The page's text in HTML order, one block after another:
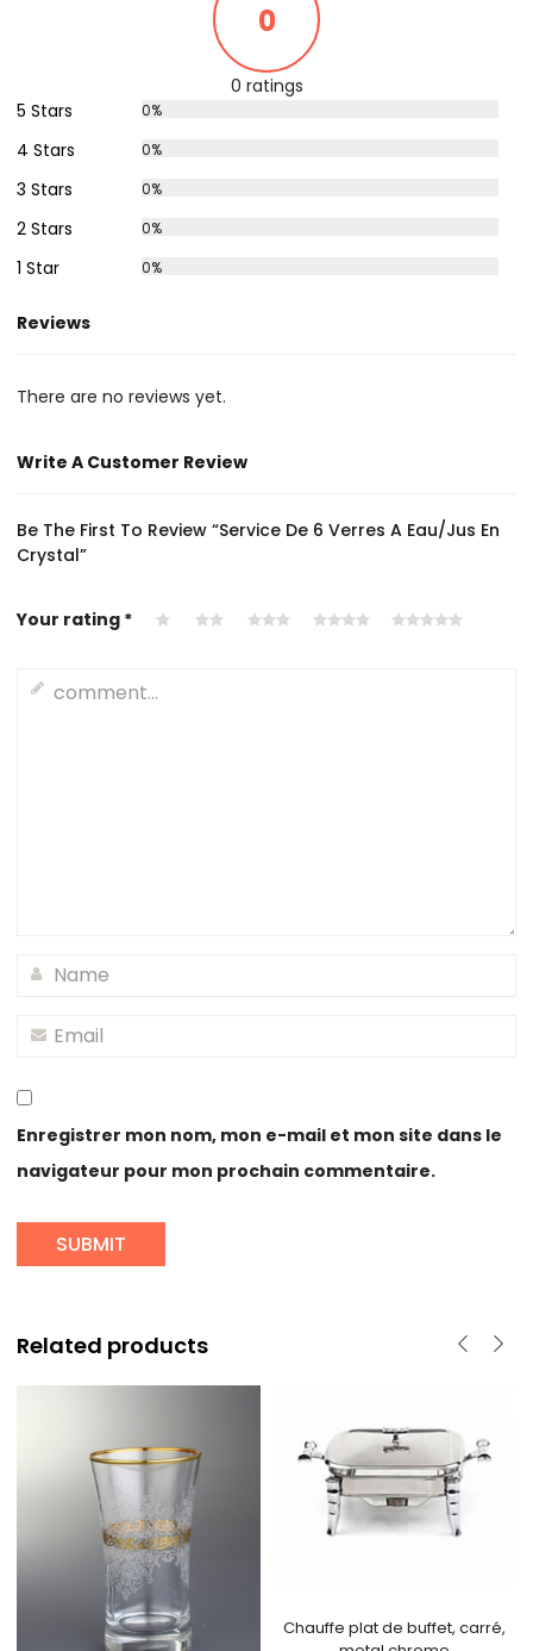
0
0 ratings
5 Stars
0%
4 Stars 0%
3 Stars 0%
2 Stars 0%
1 Star 0%
Reviews
There are no reviews yet.
Write A Customer Review
Be The First To Review “Service De 6 Verres A Eau/jus En
Crystal”
Your rating *
Enregistrer mon nom, mon e-mail et mon site dans le
navigateur pour mon prochain commentaire.
Related products
Chauffe plat de buffet, carré,